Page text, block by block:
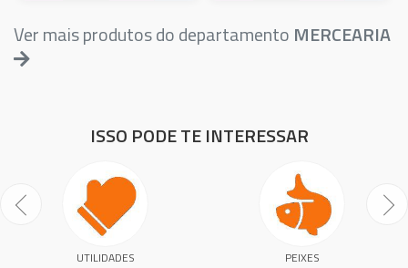
Ver mais produtos do departamento MERCEARIA
ISSO PODE TE INTERESSAR
UTILIDADES PEIXES